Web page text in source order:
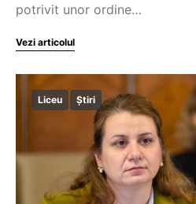
potrivit unor ordine…
Vezi articolul
Liceu Știri